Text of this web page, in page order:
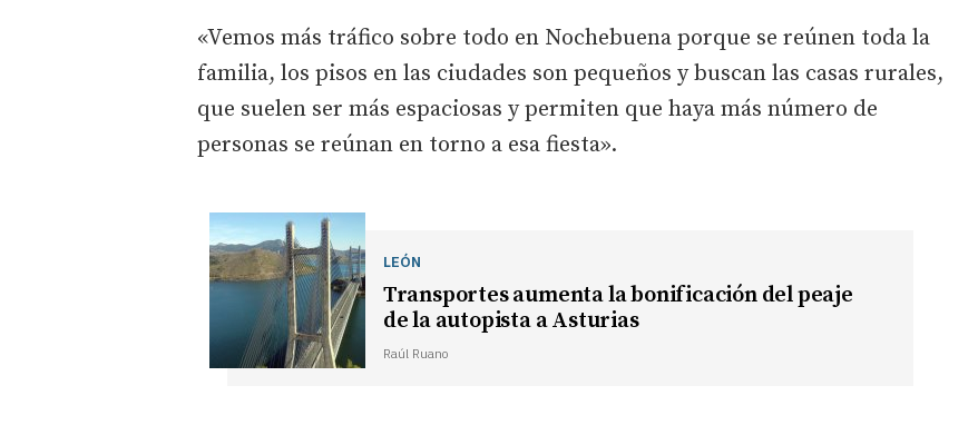
«Vemos más tráfico sobre todo en Nochebuena porque se reúnen toda la
familia, los pisos en las ciudades son pequeños y buscan las casas rurales,
que suelen ser más espaciosas y permiten que haya más número de
personas se reúnan en torno a esa fiesta».
LEÓN
Transportes aumenta la bonificación del peaje
de la autopista a Asturias
Raúl Ruano